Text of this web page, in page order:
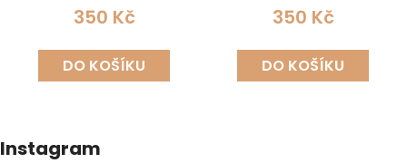
350 Kč
DO KOŠÍKU
350 Kč
DO KOŠÍKU
Instagram